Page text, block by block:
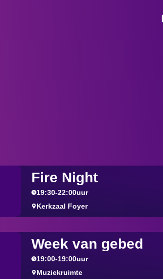
Fire Night
19:30-22:00uur
Kerkzaal Foyer
Week van gebed
19:00-19:00uur
Muziekruimte